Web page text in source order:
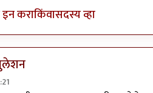
कराकिंवासदस्य व्हा